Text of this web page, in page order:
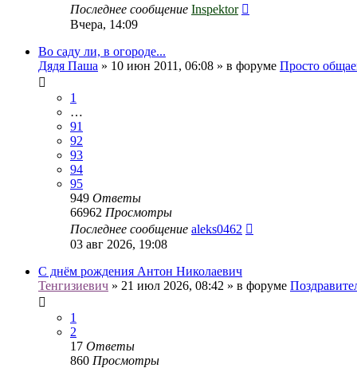
Последнее сообщение Inspektor
Вчера, 14:09
Во саду ли, в огороде...
Дядя Паша » 10 июн 2011, 06:08 » в форуме Просто
1
…
91
92
93
94
95
949 Ответы
66962 Просмотры
Последнее сообщение aleks0462
03 авг 2026, 19:08
С днём рождения Антон Николаевич
Тенгизиевич » 21 июл 2026, 08:42 » в форуме
1
2
17 Ответы
860 Просмотры